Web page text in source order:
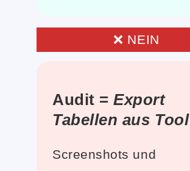
❌ NEIN
Audit =Export
Tabellen aus Tool
Screenshots und